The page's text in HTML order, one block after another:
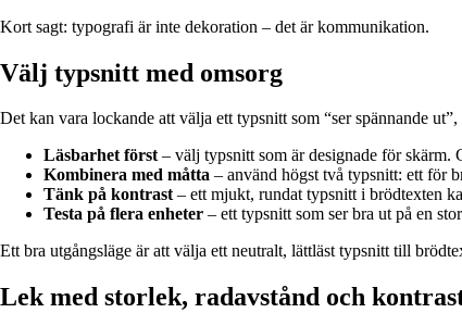
Kort sagt: typografi är inte dekoration – det är kommunikation.
Välj typsnitt med omsorg
Det kan vara lockande att välja ett typsnitt som “ser spännande
Läsbarhet först– välj typsnitt som är designade för skärm.
Kombinera med måtta – använd högst två typsnitt: ett för
Tänk på kontrast– ett mjukt, rundat typsnitt i brödtexten
Testa på flera enheter – ett typsnitt som ser bra ut på en
Ett bra utgångsläge är att välja ett neutralt, lättläst typsnitt till
Lek med storlek, radavstånd och